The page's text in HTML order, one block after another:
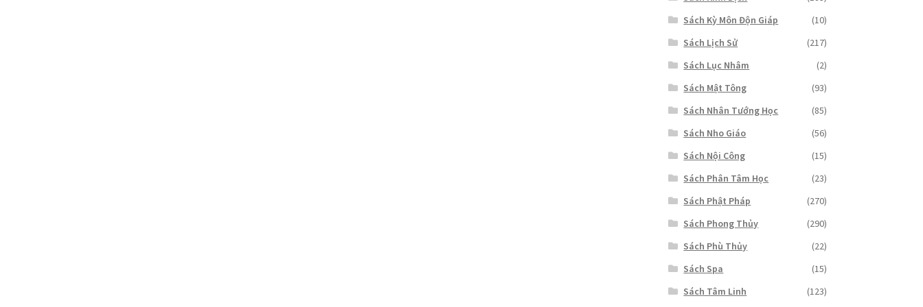
Sách Kỳ Môn Độn Giáp
(10)
Sách Lịch Sử
(217)
Sách Lục Nhâm
(2)
Sách Mật Tông
(93)
Sách Nhân Tướng Học
(85)
Sách Nho Giáo
(56)
Sách Nội Công
(15)
Sách Phân Tâm Học
(23)
Sách Phật Pháp
(270)
Sách Phong Thủy
(290)
Sách Phù Thủy
(22)
Sách Spa
(15)
Sách Tâm Linh
(123)